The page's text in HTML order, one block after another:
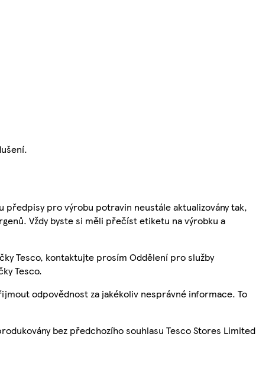
pro výrobu potravin neustále aktualizovány tak,
Vždy byste si měli přečíst etiketu na výrobku a
Tesco, kontaktujte prosím Oddělení pro služby
Tesco.
odpovědnost za jakékoliv nesprávné informace. To
bez předchozího souhlasu Tesco Stores Limited